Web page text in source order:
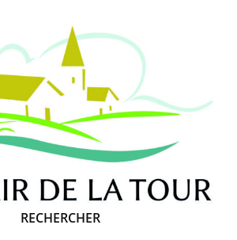
RECHERCHER